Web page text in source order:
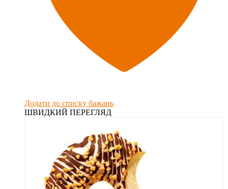
Додати до списку бажань
ШВИДКИЙ ПЕРЕГЛЯД